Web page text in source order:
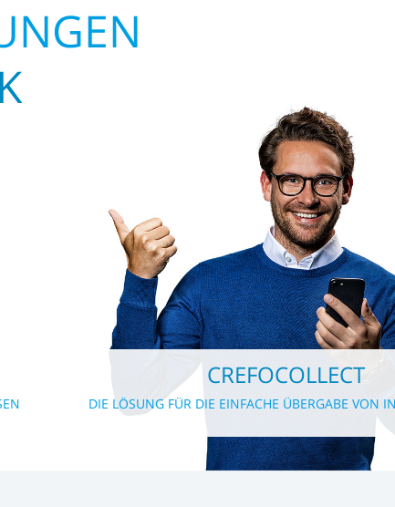
CREFOCOLLECT
DIE LÖSUNG FÜR DIE EINFACHE ÜBERGABE VON